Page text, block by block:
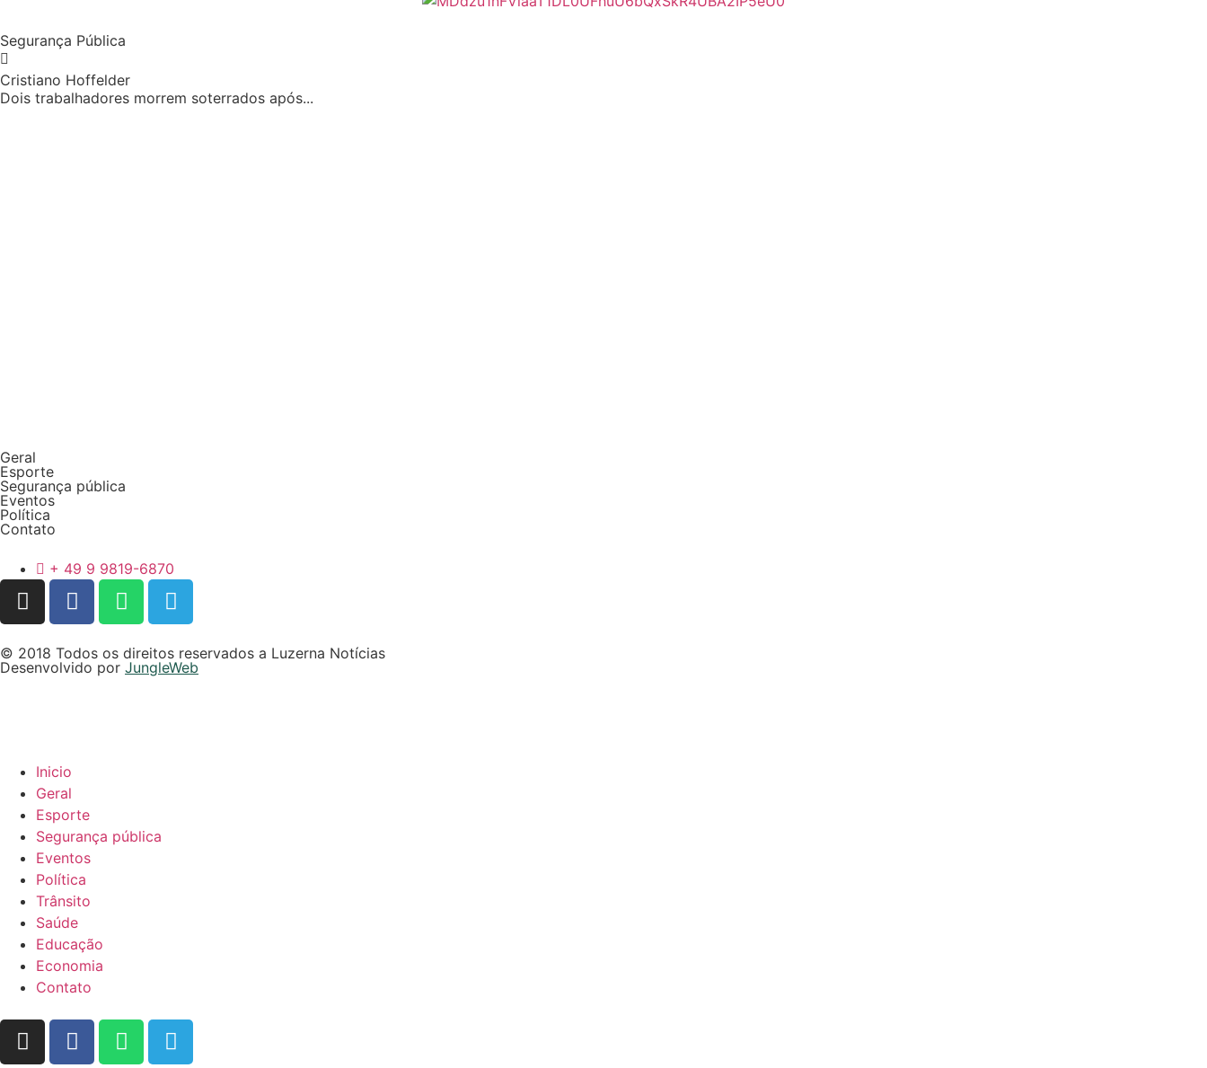
Segurança Pública
Cristiano Hoffelder
Dois trabalhadores morrem soterrados após...
Geral
Esporte
Segurança pública
Eventos
Política
Contato
+ 49 9 9819-6870
© 2018 Todos os direitos reservados a Luzerna Notícias
Desenvolvido por JungleWeb
Inicio
Geral
Esporte
Segurança pública
Eventos
Política
Trânsito
Saúde
Educação
Economia
Contato